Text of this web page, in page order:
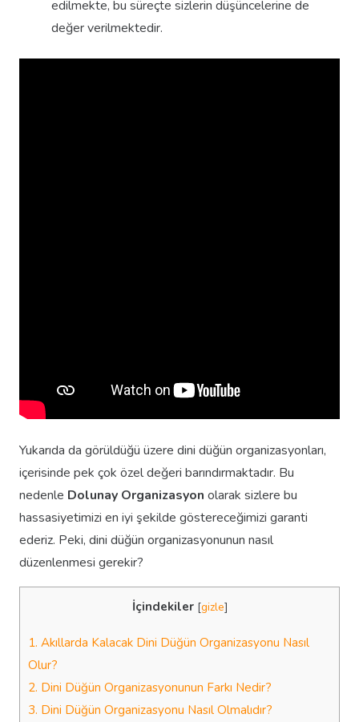
edilmekte, bu süreçte sizlerin düşüncelerine de
değer verilmektedir.
Yukarıda da görüldüğü üzere dini düğün organizasyonları,
içerisinde pek çok özel değeri barındırmaktadır. Bu
nedenle Dolunay Organizasyon olarak sizlere bu
hassasiyetimizi en iyi şekilde göstereceğimizi garanti
ederiz. Peki, dini düğün organizasyonunun nasıl
düzenlenmesi gerekir?
İçindekiler [gizle]
1. Akıllarda Kalacak Dini Düğün Organizasyonu Nasıl
Olur?
2. Dini Düğün Organizasyonunun Farkı Nedir?
3. Dini Düğün Organizasyonu Nasıl Olmalıdır?